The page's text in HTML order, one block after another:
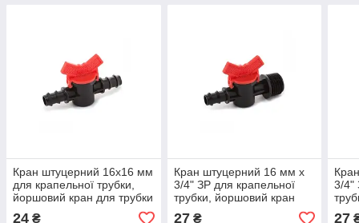
Кран штуцерний 16х16 мм
для крапельної трубки,
йоршовий кран для трубки
16 мм, Presto-PS
24 ₴
Кран штуцерний 16 мм х
3/4" ЗР для крапельної
трубки, йоршовий кран
для трубки 16 мм, Presto-
27₴
3/4"
для
27